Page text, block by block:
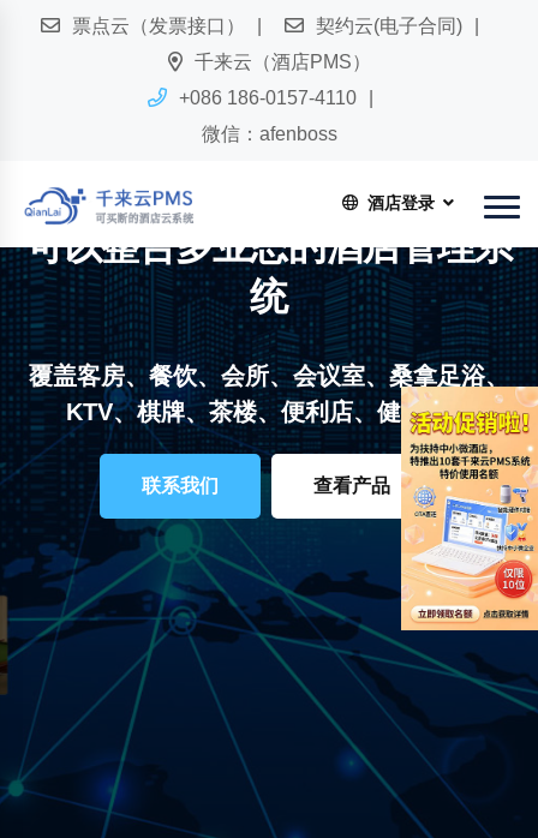
票点云（发票接口）
契约云(电子合同)
千来云（酒店PMS）
+086 186-0157-4110
微信：afenboss
酒店登录
千来云PMS
提供酒店客房一揽子解决方案
除酒店管理系统，我们还提供酒店弱电安防及
运维、酒店营销策划、软件开发等
联系我们 查看产品